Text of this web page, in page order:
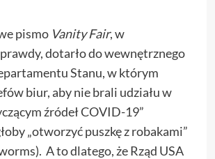
pismo Vanity Fair, w
dotarło do wewnętrznego
Stanu, w którym
biur, aby nie brali udziału w
źródeł COVID-19”
„otworzyć puszkę z robakami”
A to dlatego, że Rząd USA